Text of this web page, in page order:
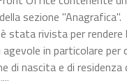
sezione "Anagrafica".
stata rivista per rendere
in particolare per
di nascita e di residenza